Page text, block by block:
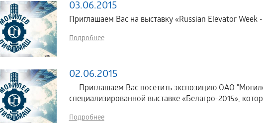
03.06.2015
Приглашаем Вас на выставку «Russian Elevator Week
Подробнее
02.06.2015
Приглашаем Вас посетить экспозицию ОАО
специализированной выставке «Белагро-2015»,
Подробнее